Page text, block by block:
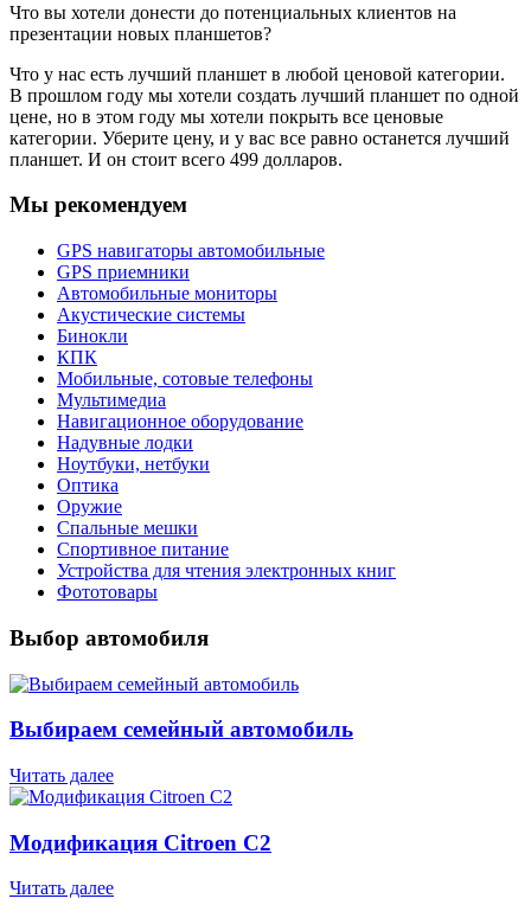
Что вы хотели донести до потенциальных клиентов на
презентации новых планшетов?
Что у нас есть лучший планшет в любой ценовой категории.
В прошлом году мы хотели создать лучший планшет по одной
цене, но в этом году мы хотели покрыть все ценовые
категории. Уберите цену, и у вас все равно останется лучший
планшет. И он стоит всего 499 долларов.
Мы рекомендуем
GPS навигаторы автомобильные
GPS приемники
Автомобильные мониторы
Акустические системы
Бинокли
КПК
Мобильные, сотовые телефоны
Мультимедиа
Навигационное оборудование
Надувные лодки
Ноутбуки, нетбуки
Оптика
Оружие
Спальные мешки
Спортивное питание
Устройства для чтения электронных книг
Фототовары
Выбор автомобиля
Выбираем семейный автомобиль
Читать далее
Модификация Citroen С2
Читать далее